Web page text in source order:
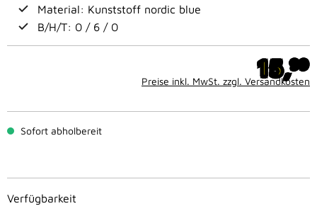
Material: Kunststoff nordic blue
B/H/T: 0 / 6 / 0
15,99
Preise inkl. MwSt. zzgl. Versandkosten
Sofort abholbereit
Verfügbarkeit